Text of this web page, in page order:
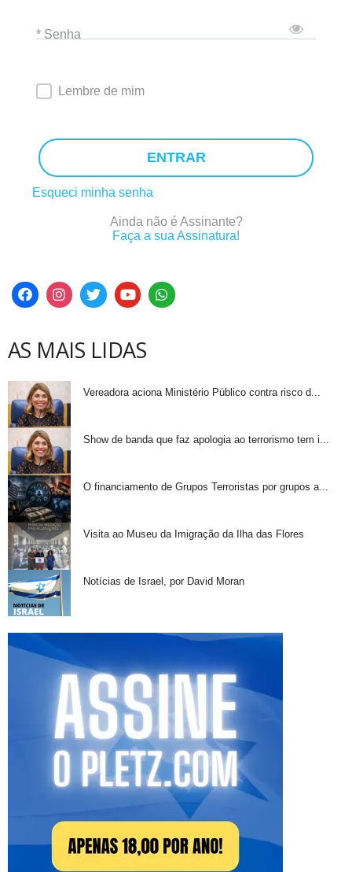
* Senha
Lembre de mim
ENTRAR
Esqueci minha senha
Ainda não é Assinante?
Faça a sua Assinatura!
AS MAIS LIDAS
Vereadora aciona Ministério Público contra risco d...
Show de banda que faz apologia ao terrorismo tem i...
O financiamento de Grupos Terroristas por grupos a...
Visita ao Museu da Imigração da Ilha das Flores
Notícias de Israel, por David Moran